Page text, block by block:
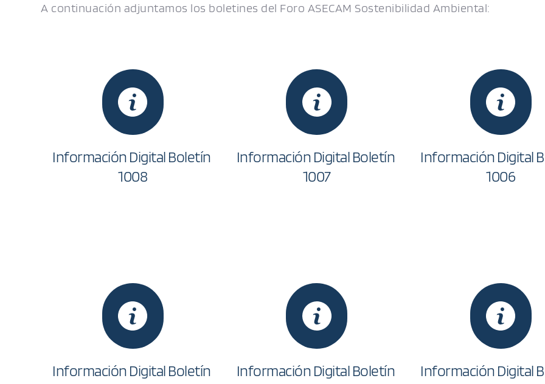
A continuación adjuntamos los boletines del Foro ASECAM Sostenibilidad Ambiental:
Información Digital Boletín
1008
Información Digital Boletín
1007
Información Digital
1006
Información Digital Boletín
Información Digital Boletín
Información Digital